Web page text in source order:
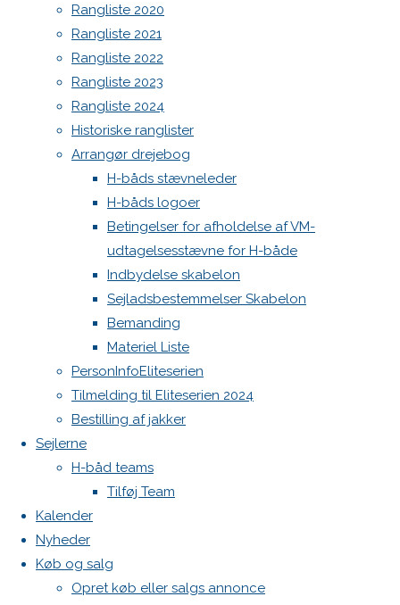
Rangliste 2020
Rangliste 2021
Rangliste 2022
Rangliste 2023
Rangliste 2024
Historiske ranglister
Arrangør drejebog
H-båds stævneleder
H-båds logoer
Betingelser for afholdelse af VM-
udtagelsesstævne for H-både
Indbydelse skabelon
Sejladsbestemmelser Skabelon
Bemanding
Materiel Liste
PersonInfoEliteserien
Tilmelding til Eliteserien 2024
Bestilling af jakker
Sejlerne
H-båd teams
Tilføj Team
Kalender
Nyheder
Køb og salg
Opret køb eller salgs annonce
oktober
202424.
oktober
2024 Køb
og salg
1 North
MH fra
juli
2022
3.500,-
Telefon
+4520232265
Finn
Pedersen
Finn@kfn-
aps.dk
Skriv
et
Log ind
WordPress.org
Top